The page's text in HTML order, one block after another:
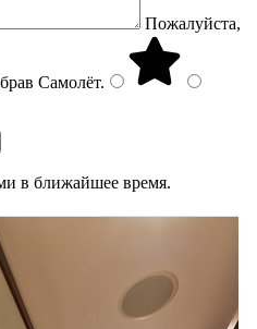
Пожалуйста,
Самолёт.
в ближайшее время.